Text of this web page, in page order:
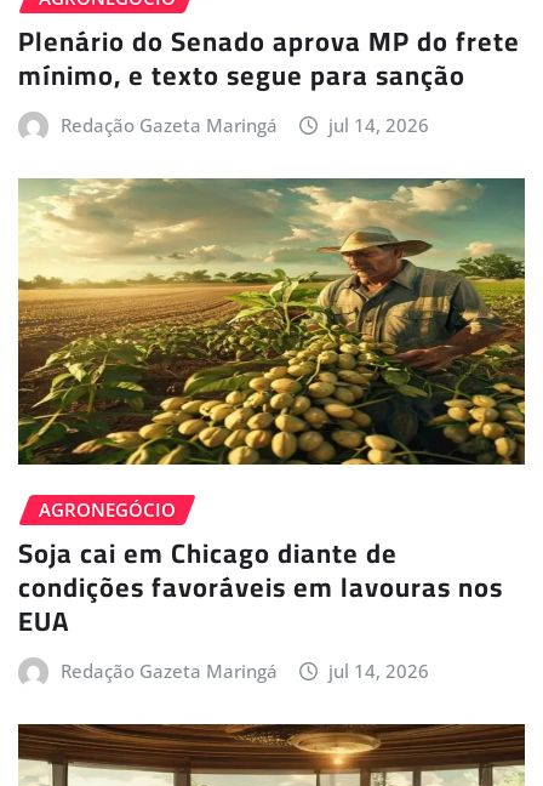
Plenário do Senado aprova MP do frete
mínimo, e texto segue para sanção
Redação Gazeta Maringá jul 14, 2026
AGRONEGÓCIO
Soja cai em Chicago diante de
condições favoráveis em lavouras nos
EUA
Redação Gazeta Maringá jul 14, 2026